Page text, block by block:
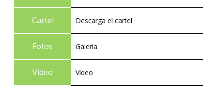
Cartel Descarga el cartel
Fotos Galería
Vídeo Vídeo